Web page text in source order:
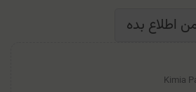
اطلاع بده
Kimia